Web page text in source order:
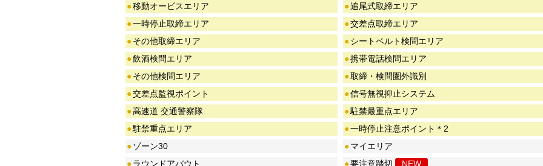
●移動オービスエリア ●追尾式取締エリア
●一時停止取締エリア ●交差点取締エリア
● その他取締エリア ●シートベルト検問エリア
●飲酒検問エリア ●携帯電話検問エリア
● その他検問エリア ●取締・検問圏外識別
●交差点監視ポイント ●信号無視抑止システム
●高速道 交通警察隊 ●駐禁最重点エリア
●駐禁重点エリア ●一時停止注意ポイント＊2
● ゾーン30 ●マイエリア
● ラウンドアバウト ●要注意踏切 NEW